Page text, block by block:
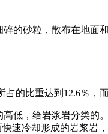
的砂粒，散布在地
的比重达到12.6％，
低，给岩浆岩分类的
速冷却形成的岩浆岩